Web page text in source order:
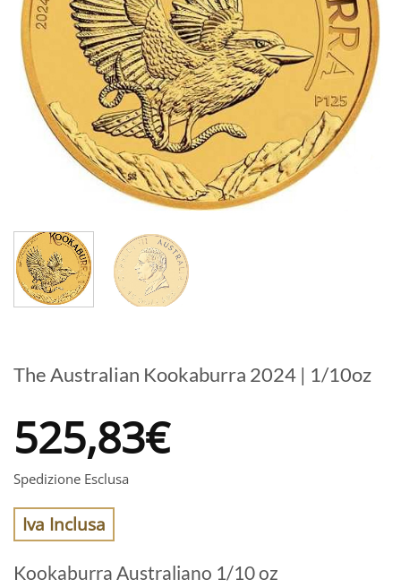
The Australian Kookaburra 2024 | 1/10oz
525,83€
Spedizione Esclusa
Iva Inclusa
Kookaburra Australiano 1/10 oz